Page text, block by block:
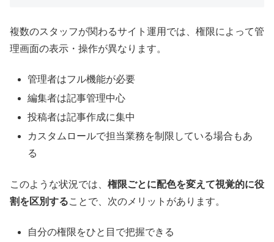
複数のスタッフが関わるサイト運用では、権限によって管
理画面の表示・操作が異なります。
管理者はフル機能が必要
編集者は記事管理中心
投稿者は記事作成に集中
カスタムロールで担当業務を制限している場合もあ
る
このような状況では、 権限ごとに配色を変えて視覚的に役
割を区別することで、次のメリットがあります。
自分の権限をひと目で把握できる